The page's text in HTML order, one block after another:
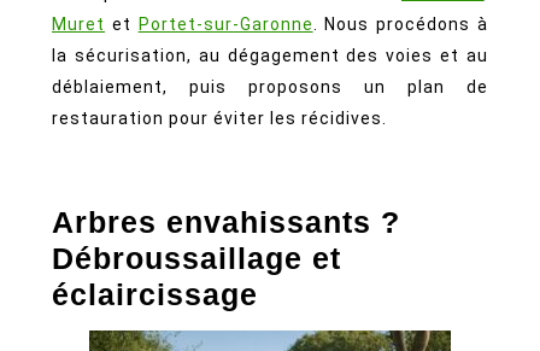
Muret et Portet-sur-Garonne
. Nous procédons à
la sécurisation, au dégagement des voies et au
déblaiement, puis proposons un plan de
restauration pour éviter les récidives.
Arbres envahissants ?
Débroussaillage et
éclaircissage